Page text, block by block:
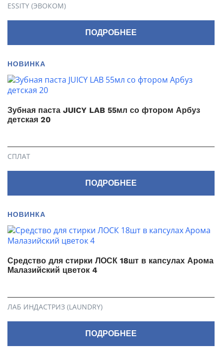
ESSITY (ЭВОКОМ)
ПОДРОБНЕЕ
НОВИНКА
Зубная паста JUICY LAB 55мл со фтором Арбуз
детская 20
СПЛАТ
ПОДРОБНЕЕ
НОВИНКА
Средство для стирки ЛОСК 18шт в капсулах Арома
Малазийский цветок 4
ЛАБ ИНДАСТРИЗ (LAUNDRY)
ПОДРОБНЕЕ